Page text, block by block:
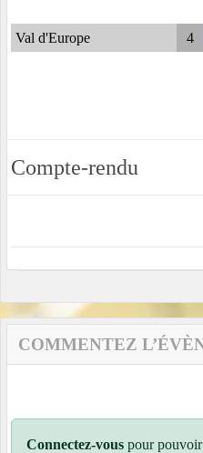
Val d'Europe 4
Compte-rendu
COMMENTEZ
Connectez-vous pour